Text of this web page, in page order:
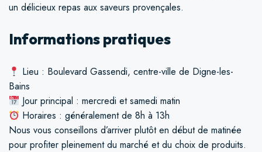
un délicieux repas aux saveurs provençales.
Informations pratiques
Lieu : Boulevard Gassendi, centre-ville de Digne-les-
Bains
Jour principal : mercredi et samedi matin
Horaires : généralement de 8h à 13h
Nous vous conseillons d’arriver plutôt en début de matinée
pour profiter pleinement du marché et du choix de produits.